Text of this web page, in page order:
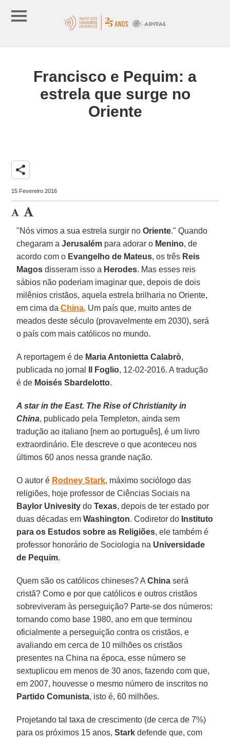
Francisco e Pequim: a
estrela que surge no
Oriente
share
15 Fevereiro 2016
"Nós vimos a sua estrela surgir noOriente." Quando
chegaram aJerusalém para adorar o Menino, de
acordo com o Evangelho de Mateus, os três Reis
Magos disseram isso a Herodes. Mas esses reis
sábios não poderiam imaginar que, depois de dois
milênios cristãos, aquela estrela brilharia no Oriente,
em cima daChina. Um país que, muito antes de
meados deste século (provavelmente em 2030), será
o país com mais católicos no mundo.
A reportagem é de Maria Antonietta Calabrò,
publicada no jornal
Il Foglio, 12-02-2016. A tradução
é de Moisés Sbardelotto.
A star in the East. The Rise of Christianity in
China, publicado pela Templeton, ainda sem
tradução ao italiano [nem ao português], é um livro
extraordinário. Ele descreve o que aconteceu nos
últimos 60 anos nessa grande nação.
O autor é Rodney Stark, máximo sociólogo das
religiões, hoje professor de Ciências Sociais na
Baylor Univesity doTexas, depois de ter estado por
duas décadas emWashington. Codiretor do Instituto
para os Estudos sobre as Religiões, ele também é
professor honorário de Sociologia na Universidade
de Pequim.
Quem são os católicos chineses? AChina será
cristã? Como e por que católicos e outros cristãos
sobreviveram às perseguição? Parte-se dos números:
tomando como base 1980, ano em que terminou
oficialmente a perseguição contra os cristãos, e
avaliando em cerca de 10 milhões os cristãos
presentes na China na época, esse número se
sextuplicou em menos de 30 anos, fazendo com que,
em 2007, houvesse o mesmo número de inscritos no
Partido Comunista, isto é, 60 milhões.
Projetando tal taxa de crescimento (de cerca de 7%)
para os próximos 15 anos,Stark defende que, com